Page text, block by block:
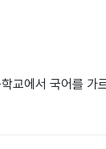
교에서 국어를 가